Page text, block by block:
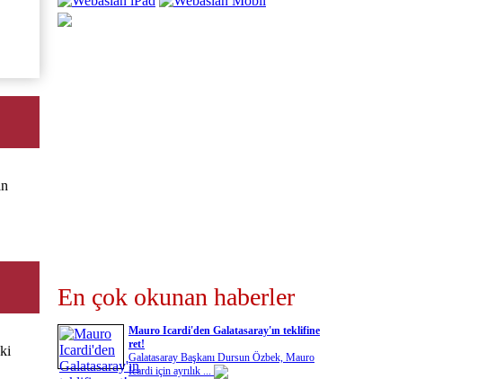
En çok okunan haberler
Mauro Icardi'den Galatasaray'ın teklifine
ret!
Galatasaray Başkanı Dursun Özbek, Mauro
Icardi için ayrılık ...